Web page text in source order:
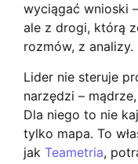
wyciągać wnioski
ale z drogi, którą
rozmów, z analizy.
Lider nie steruje
narzędzi –
Dla niego to nie
tylko mapa. To
jak Teametria,